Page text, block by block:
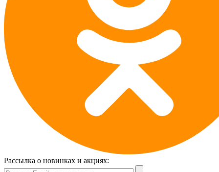
Рассылка о новинках и акциях: